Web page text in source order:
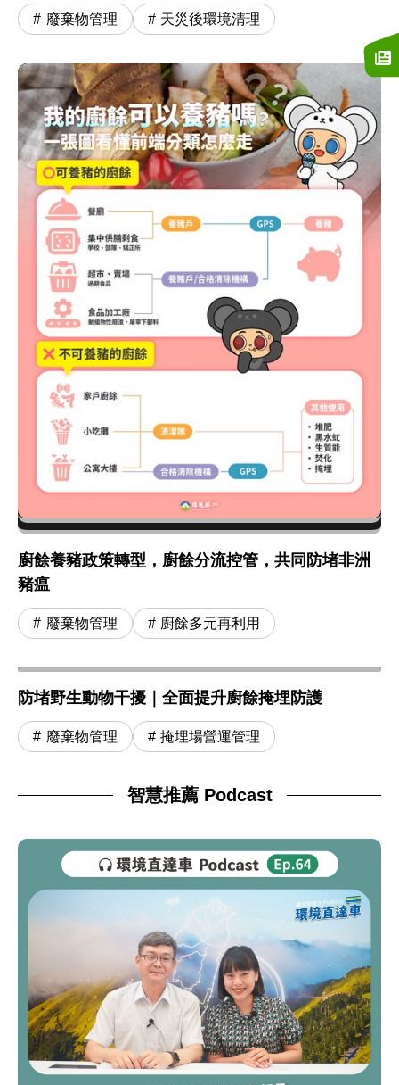
廢棄物管理 天災後環境清理
廚餘養豬政策轉型，廚餘分流控管，共同防堵非洲
豬瘟
廢棄物管理 廚餘多元再利用
防堵野生動物干擾｜全面提升廚餘掩埋防護
廢棄物管理 掩埋場營運管理
智慧推薦 Podcast